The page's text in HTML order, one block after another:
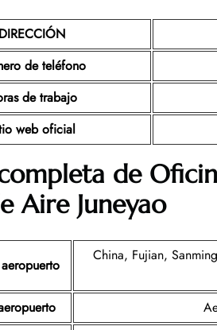
DIRECCIÓN
de teléfono
de trabajo
web oficial
de
Aire Juneyao
China, Fujian,